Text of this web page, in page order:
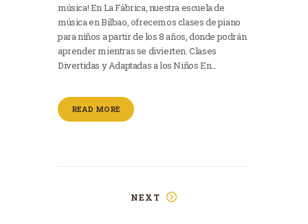
música! En La Fábrica, nuestra escuela de
música en Bilbao, ofrecemos clases de piano
para niños a partir de los 8 años, donde podrán
aprender mientras se divierten. Clases
Divertidas y Adaptadas a los Niños En…
READ MORE
NEXT